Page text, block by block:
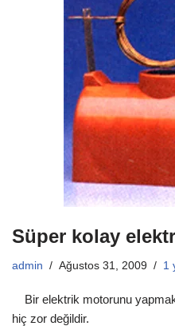
Süper kolay
admin Ağustos 31, 2009 1
Bir elektrik motorunu
hiç zor değildir.